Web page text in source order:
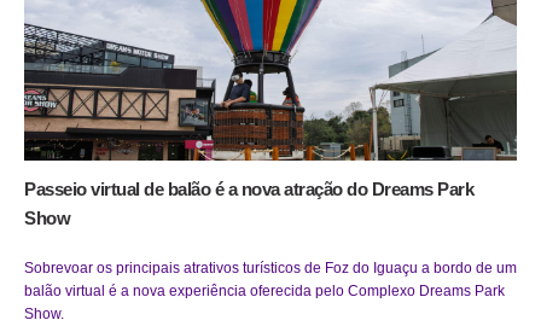
Passeio virtual de balão é a nova atração do Dreams Park
Show
Sobrevoar os principais atrativos turísticos de Foz do Iguaçu a bordo de um
balão virtual é a nova experiência oferecida pelo Complexo Dreams Park
Show.